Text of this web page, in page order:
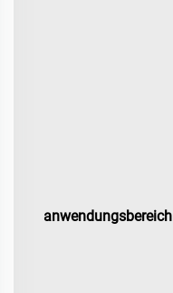
anwendungsbereich